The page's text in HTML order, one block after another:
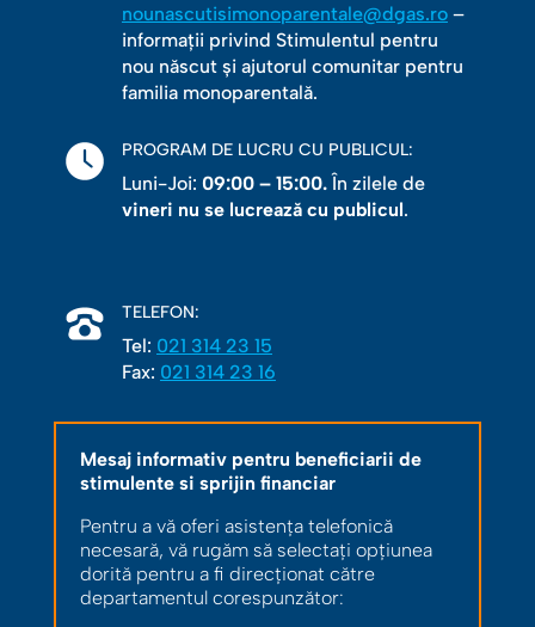
nounascutisimonoparentale@dgas.ro–
informații privind Stimulentul pentru
nou născut și ajutorul comunitar pentru
familia monoparentală.
PROGRAM DE LUCRU CU PUBLICUL:
Luni-Joi: 09:00 – 15:00.În zilele de
vineri nu se lucrează cu publicul.
TELEFON:
Tel: 021 314 23 15
Fax: 021 314 23 16
Mesaj informativ pentru beneficiarii de
stimulente si sprijin financiar
Pentru a vă oferi asistența telefonică
necesară, vă rugăm să selectați opțiunea
dorită pentru a fi direcționat către
departamentul corespunzător: